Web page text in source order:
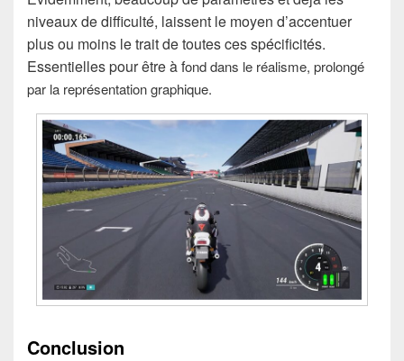
niveaux de difficulté, laissent le moyen d’accentuer
plus ou moins le trait de toutes ces spécificités.
Essentielles pour être à fond dans le réalisme, prolongé
par la représentation graphique.
Conclusion